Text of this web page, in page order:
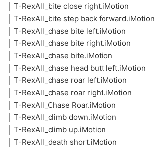
│ T-RexAll_bite close right.iMotion
│ T-RexAll_bite step back forward.iMotion
│ T-RexAll_chase bite left.iMotion
│ T-RexAll_chase bite right.iMotion
│ T-RexAll_chase bite.iMotion
│ T-RexAll_chase head butt left.iMotion
│ T-RexAll_chase roar left.iMotion
│ T-RexAll_chase roar right.iMotion
│ T-RexAll_Chase Roar.iMotion
│ T-RexAll_climb down.iMotion
│ T-RexAll_climb up.iMotion
│ T-RexAll_death short.iMotion